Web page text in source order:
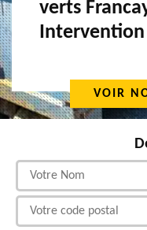
verts
Intervention
VOIR